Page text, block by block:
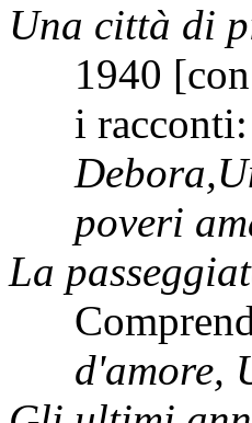
Una città di
1940
i racconti:
poveri
La
d'amore,